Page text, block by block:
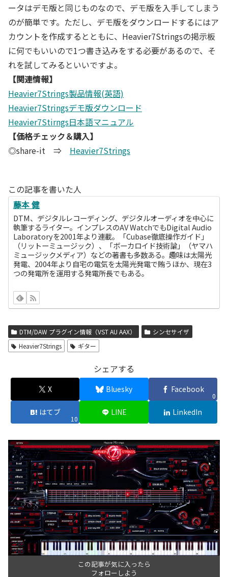
ータはデモ版と同じものなので、デモ版を入手してしまう
のが簡単です。ただし、デモ版をダウンロードするにはア
カウントを作成するとともに、Heavier7Stringsの掲示板
に何でもいいので1つ書き込みをする必要があるので、そ
れを試してみるといいですよ。
【関連情報】
Heavier7Strings製品情報(英語)
Heavier7Stringsデモ版ダウンロード
Heavier7Stirngs日本語マニュアル
【価格チェック＆購入】
◎share-it ⇒ Heavier7Strings
この記事を書いた人
藤本 健
DTM、デジタルレコーディング、デジタルオーディオを中心に
執筆するライター。インプレスのAV WatchでもDigital Audio
Laboratoryを2001年より連載。「Cubase徹底操作ガイド」
（リットーミュージック）、「ボーカロイド技術論」（ヤマハ
ミュージックメディア）などの著書も多数ある。趣味は太陽光
発電、2004年より自宅の電気を太陽光発電で賄うほか、現在3
つの発電所を運用する発電所長でもある。
DTM/DAW プラグイン情報（VST AU AAX）
シンセサイザ
Heavier7Strings
ギター
シェアする
X Bluesky Facebook
0
はてブ
10
LINE LinkedIn
この記事が気に入ったら
フォローしよう